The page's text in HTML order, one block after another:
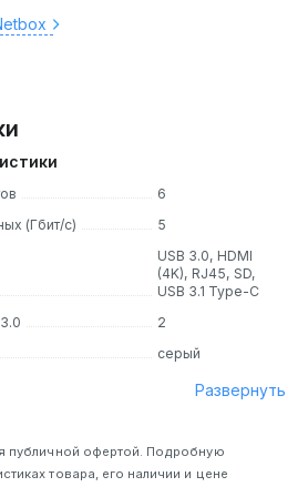
6
(Гбит/с)
5
USB 3.0, HDMI
(4K), RJ45, SD,
USB 3.1 Type-C
2
серый
Развернуть
публичной офертой. Подробную
товара, его наличии и цене